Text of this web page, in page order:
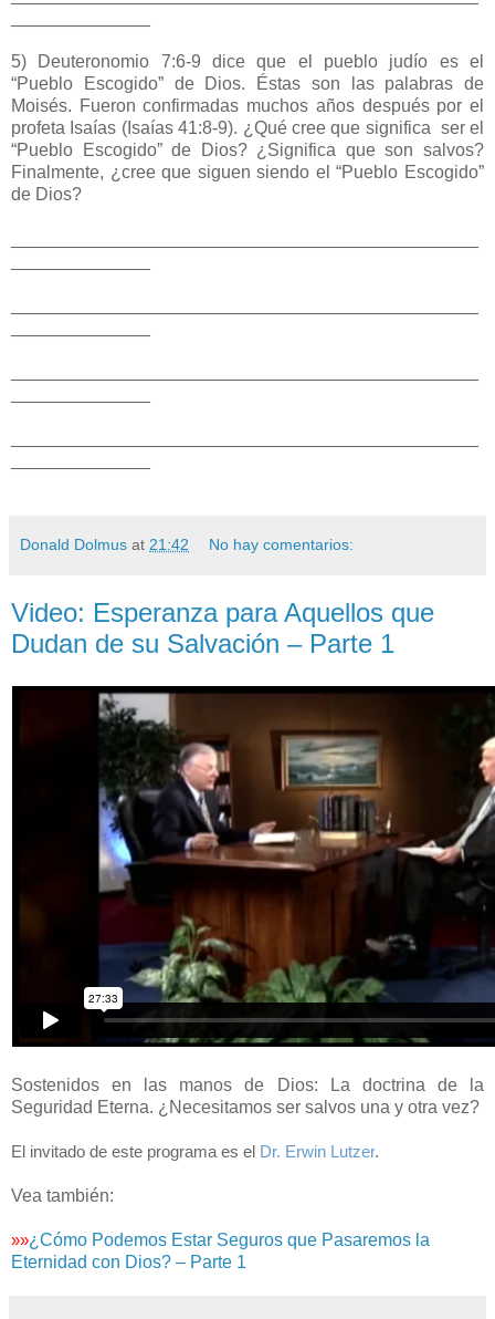
5) Deuteronomio 7:6-9 dice que el pueblo judío es el
“Pueblo Escogido” de Dios. Éstas son las palabras de
Moisés. Fueron confirmadas muchos años después por el
profeta Isaías (Isaías 41:8-9). ¿Qué cree que significa ser el
“Pueblo Escogido” de Dios? ¿Significa que son salvos?
Finalmente, ¿cree que siguen siendo el “Pueblo Escogido”
de Dios?
Donald Dolmus at 21:42 No hay comentarios:
Video: Esperanza para Aquellos que
Dudan de su Salvación – Parte 1
Sostenidos en las manos de Dios: La doctrina de la
Seguridad Eterna. ¿Necesitamos ser salvos una y otra vez?
El invitado de este programa es el Dr. Erwin Lutzer.
Vea también:
»»¿Cómo Podemos Estar Seguros que Pasaremos la
Eternidad con Dios? – Parte 1